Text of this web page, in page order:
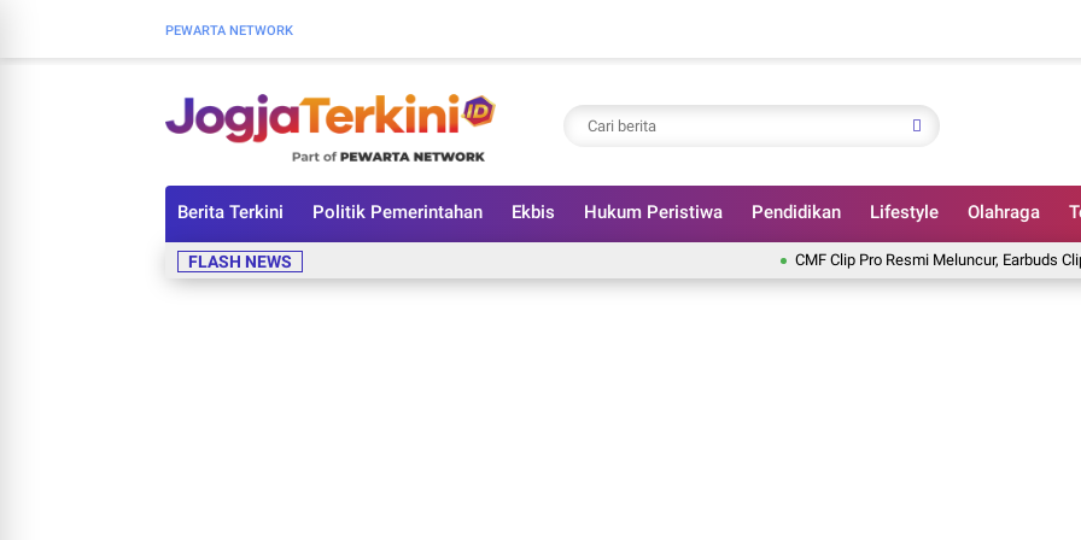
PEWARTA NETWORK
Berita Terkini Politik Pemerintahan Ekbis Hukum Peristiwa Pendidikan Lifestyle Olahraga
FLASH NEWS CMF Clip Pro Resmi Meluncur, Earbuds Clip-On